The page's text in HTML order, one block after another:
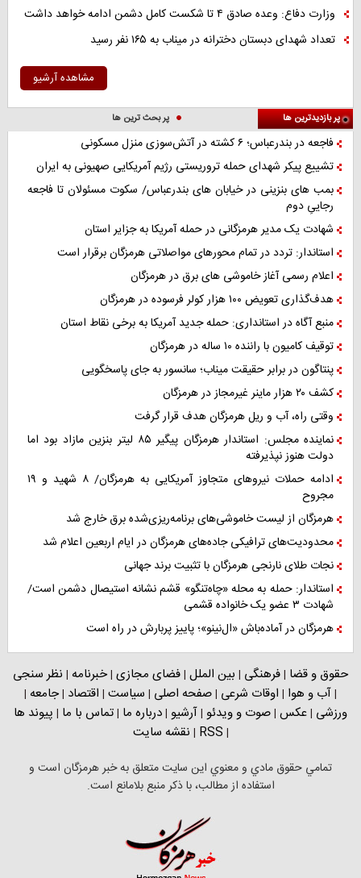
وزارت دفاع: وعده صادق ۴ تا شکست کامل دشمن ادامه خواهد داشت
تعداد شهدای دبستان دخترانه در میناب به ۱۶۵ نفر رسید
مشاهده آرشیو
پر بازدیدترین ها پر بحث ترین ها
فاجعه در بندرعباس؛ ۶ کشته در آتش‌سوزی منزل مسکونی
تشییع پیکر شهدای حمله تروریستی رژیم آمریکایی صهیونی به ایران
بمب های بنزینی در خیابان های بندرعباس/ سکوت مسئولان تا فاجعه
رجاییِ دوم
شهادت یک مدیر هرمزگانی در حمله آمریکا به جزایر استان
استاندار: تردد در تمام محورهای مواصلاتی هرمزگان برقرار است
اعلام رسمی آغاز خاموشی های برق در هرمزگان
هدف‌گذاری تعویض ۱۰۰ هزار کولر فرسوده در هرمزگان
منبع آگاه در استانداری: حمله جدید آمریکا به برخی نقاط استان
توقیف کامیون با راننده ۱۰ ساله در هرمزگان
پنتاگون در برابر حقیقت میناب؛ سانسور به جای پاسخگویی
کشف ۲۰ هزار ماینر غیرمجاز در هرمزگان
وقتی راه، آب و ریل هرمزگان هدف قرار گرفت
نماینده مجلس: استاندار هرمزگان پیگیر ۸۵ لیتر بنزین مازاد بود اما
دولت هنوز نپذیرفته
ادامه حملات نیروهای متجاوز آمریکایی به هرمزگان/ ۸ شهید و ۱۹
مجروح
هرمزگان از لیست خاموشی‌های برنامه‌ریزی‌شده برق خارج شد
محدودیت‌های ترافیکی جاده‌های هرمزگان در ایام اربعین اعلام شد
نجات طلای نارنجی هرمزگان با تثبیت برند جهانی
استاندار: حمله به محله «چاه‌تنگو» قشم نشانه استیصال دشمن است/
شهادت ۳ عضو یک خانواده قشمی
هرمزگان در آماده‌باش «ال‌نینو»؛ پاییز پربارش در راه است
حقوق و قضا |فرهنگی | بین الملل |فضای مجازی |خبرنامه | نظر سنجی
|آب و هوا | اوقات شرعی |صفحه اصلی | سیاست | اقتصاد |جامعه |
ورزشی |عکس |صوت و ویدئو |آرشیو |درباره ما |تماس با ما | پیوند ها
|
RSS
| نقشه سایت
تمامي حقوق مادي و معنوي اين سايت متعلق به خبر هرمزگان است و
استفاده از مطالب، با ذکر منبع بلامانع است.